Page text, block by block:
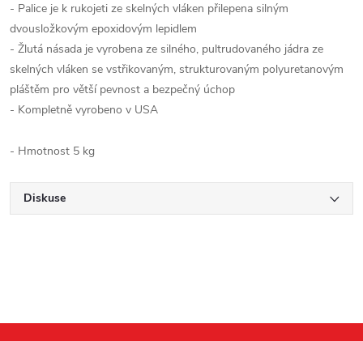
- Palice je k rukojeti ze skelných vláken přilepena silným
dvousložkovým epoxidovým lepidlem
- Žlutá násada je vyrobena ze silného, pultrudovaného jádra ze
skelných vláken se vstřikovaným, strukturovaným polyuretanovým
pláštěm pro větší pevnost a bezpečný úchop
- Kompletně vyrobeno v USA
- Hmotnost 5 kg
Diskuse